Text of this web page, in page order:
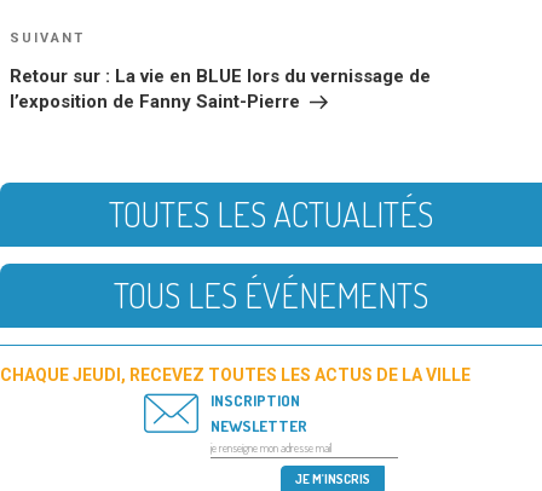
Article
SUIVANT
Retour sur : La vie en BLUE lors du vernissage de
l’exposition de Fanny Saint-Pierre
TOUTES LES ACTUALITÉS
TOUS LES ÉVÉNEMENTS
CHAQUE JEUDI, RECEVEZ TOUTES LES ACTUS DE LA VILLE
INSCRIPTION
NEWSLETTER